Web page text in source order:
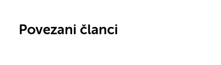
Povezani članci